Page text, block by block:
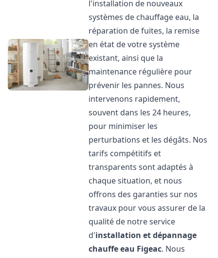
l'installation de nouveaux
systèmes de chauffage eau, la
réparation de fuites, la remise
en état de votre système
existant, ainsi que la
maintenance régulière pour
prévenir les pannes. Nous
intervenons rapidement,
souvent dans les 24 heures,
pour minimiser les
perturbations et les dégâts. Nos
tarifs compétitifs et
transparents sont adaptés à
chaque situation, et nous
offrons des garanties sur nos
travaux pour vous assurer de la
qualité de notre service
d'installation et dépannage
chauffe eau Figeac. Nous